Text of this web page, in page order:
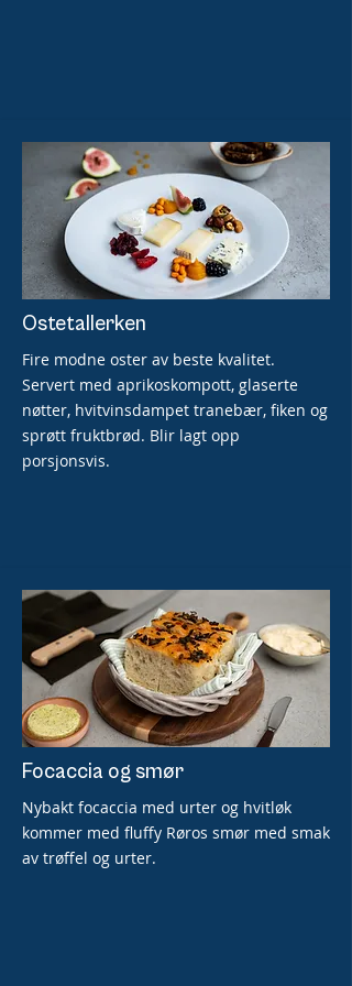
Ostetallerken
Fire modne oster av beste kvalitet.
Servert med aprikoskompott, glaserte
nøtter, hvitvinsdampet tranebær, fiken og
sprøtt fruktbrød. Blir lagt opp
porsjonsvis.
Focaccia og smør
Nybakt focaccia med urter og hvitløk
kommer med fluffy Røros smør med smak
av trøffel og urter.